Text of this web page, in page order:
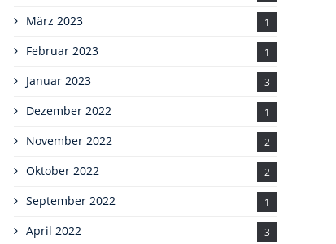
März 2023 1
Februar 2023 1
Januar 2023 3
Dezember 2022 1
November 2022 2
Oktober 2022 2
September 2022 1
April 2022 3